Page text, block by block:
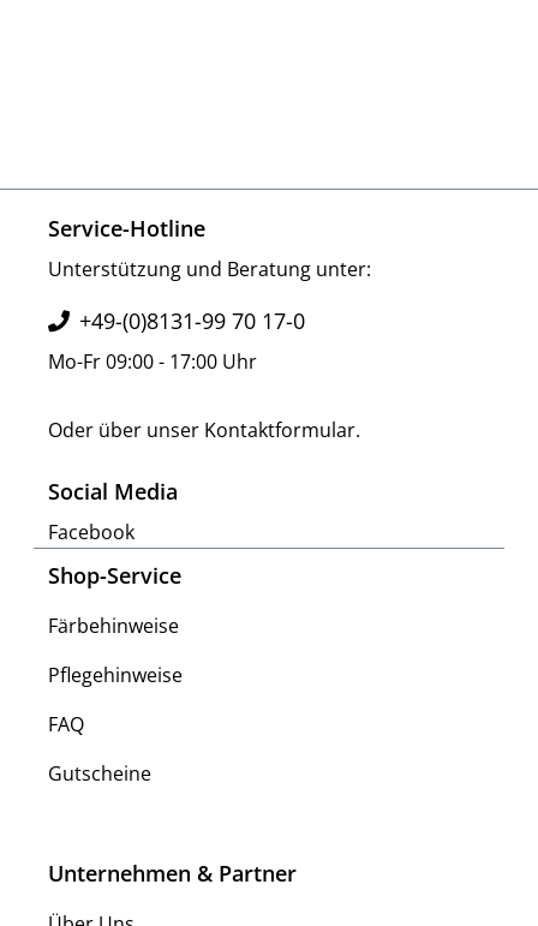
Service-Hotline
Unterstützung und Beratung unter:
+49-(0)8131-99 70 17-0
Mo-Fr 09:00 - 17:00 Uhr
Oder über unser Kontaktformular.
Social Media
Facebook
Shop-Service
Färbehinweise
Pflegehinweise
FAQ
Gutscheine
Unternehmen & Partner